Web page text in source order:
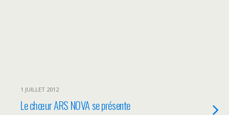
1 JUILLET 2012
Le chœur ARS NOVA se présente